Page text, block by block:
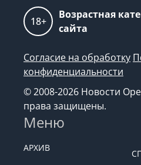
18+
Возрастная
сайта
Согласие на обработку
конфиденциальности
© 2008-2026 Новости
права защищены.
Меню
АРХИВ